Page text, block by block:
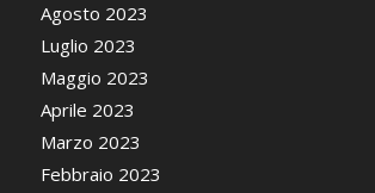
Agosto 2023
Luglio 2023
Maggio 2023
Aprile 2023
Marzo 2023
Febbraio 2023